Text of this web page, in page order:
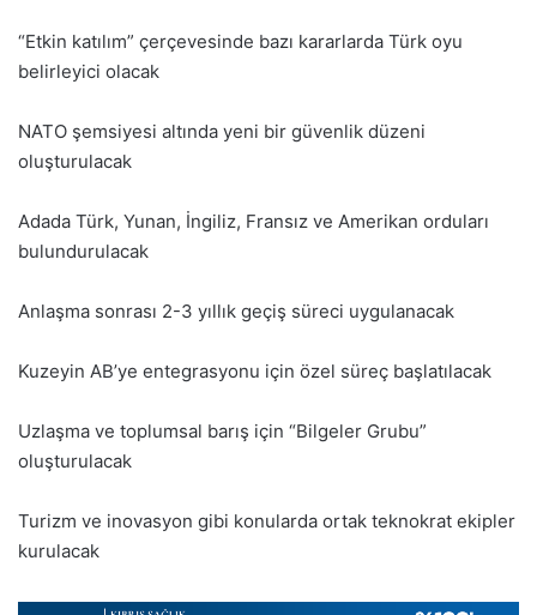
“Etkin katılım” çerçevesinde bazı kararlarda Türk oyu
belirleyici olacak
NATO şemsiyesi altında yeni bir güvenlik düzeni
oluşturulacak
Adada Türk, Yunan, İngiliz, Fransız ve Amerikan orduları
bulundurulacak
Anlaşma sonrası 2-3 yıllık geçiş süreci uygulanacak
Kuzeyin AB’ye entegrasyonu için özel süreç başlatılacak
Uzlaşma ve toplumsal barış için “Bilgeler Grubu”
oluşturulacak
Turizm ve inovasyon gibi konularda ortak teknokrat ekipler
kurulacak